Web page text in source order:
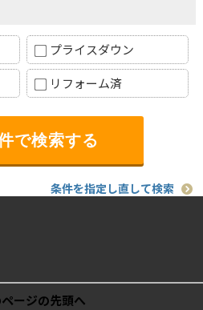
プライスダウン
リフォーム済
条件を指定し直して検索
ージの先頭へ